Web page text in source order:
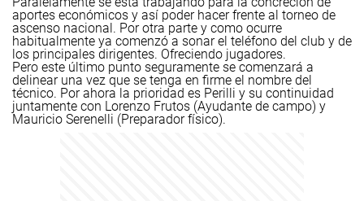
aportes económicos y así poder hacer frente al torneo de
ascenso nacional. Por otra parte y como ocurre
habitualmente ya comenzó a sonar el teléfono del club y de
los principales dirigentes. Ofreciendo jugadores.
Pero este último punto seguramente se comenzará a
delinear una vez que se tenga en firme el nombre del
técnico. Por ahora la prioridad es Perilli y su continuidad
juntamente con Lorenzo Frutos (Ayudante de campo) y
Mauricio Serenelli (Preparador físico).